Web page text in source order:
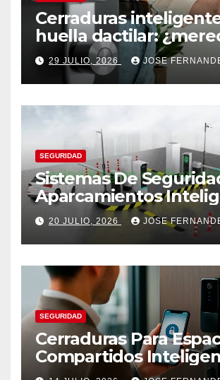
Cerraduras
huella dactilar:
pena?
29 JULIO, 2026 JOSE
SEGURIDAD
Sistemas De
Aparcamientos
20 JULIO, 2026 JOSE
SEGURIDAD
Cerraduras Para
Compartidos